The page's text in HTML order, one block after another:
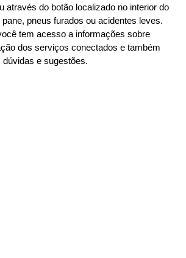
através do botão localizado no interior do
pneus furados ou acidentes leves.
tem acesso a informações sobre
dos serviços conectados e também
dúvidas e sugestões.